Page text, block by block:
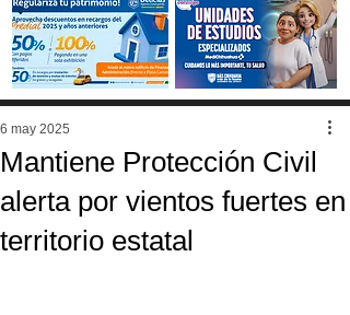
Mantiene Protección Civil
alerta por vientos fuertes en
territorio estatal
6 may 2025